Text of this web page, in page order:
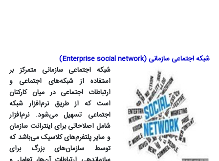
شبکه اجتماعی سازمانی (Enterprise social network
)
شبکه اجتماعی سازمانی متمرکز بر
استفاده از شبکه‌های اجتماعی و
ارتباطات اجتماعی در میان کارکنان
است که از طریق نرم‌افزار شبکه
اجتماعی تسهیل می‌شود. نرم‌افزار
شامل اصلاحاتی برای اینترانت سازمان
و سایر پلتفرم‌های کلاسیک می‌باشد که
توسط سازمان‌های بزرگ برای